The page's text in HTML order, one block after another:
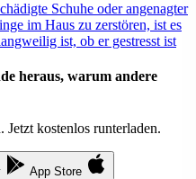
Schuhe oder angenagter
im Haus zu zerstören, ist es
ist, ob er gestresst ist
heraus, warum andere
kostenlos runterladen.
App Store